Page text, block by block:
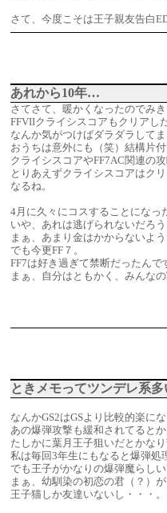
さて、今度こそは王子親友告白
あれから10年…
さてさて、暖かくなったのでみ
FFVIIクライシスコアもクリアし
なんか気がつけばダラダラしてま
おうちは意外にも（笑）結構片
クライシスコアやFF7AC関連の
とりあえずクライシスコアはク
なるね。
4月に久々にコスすることになっ
いや、あれは逃げられないだろう
まぁ、あまり金はかからないよ
でも今更FF７。
FF7は好き過ぎて禁断だったんで
まぁ、自分はともかく、みんな
ときメモってツンデレ系多
なんかGS2はGSより比較的楽に
あの爆弾攻撃も緩和されてると
たしかに葉月王子狙いだとかなり
私は毎回3年生にもなると爆弾処
でも王子がかなりの爆弾魔らし
まぁ、幼馴染の初恋の君（？）
王子猫しか友達いないし・・・。